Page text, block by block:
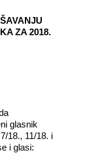
ZA 2018.
glasnik
18., 11/18. i
i glasi: